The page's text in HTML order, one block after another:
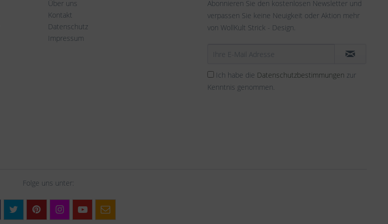
Über uns
Kontakt
Datenschutz
Impressum
Abonnieren Sie den kostenlosen Newsletter und
verpassen Sie keine Neuigkeit oder Aktion mehr
von WollKult Strick - Design.
Ich habe die Datenschutzbestimmungen zur
Kenntnis genommen.
Folge uns unter: